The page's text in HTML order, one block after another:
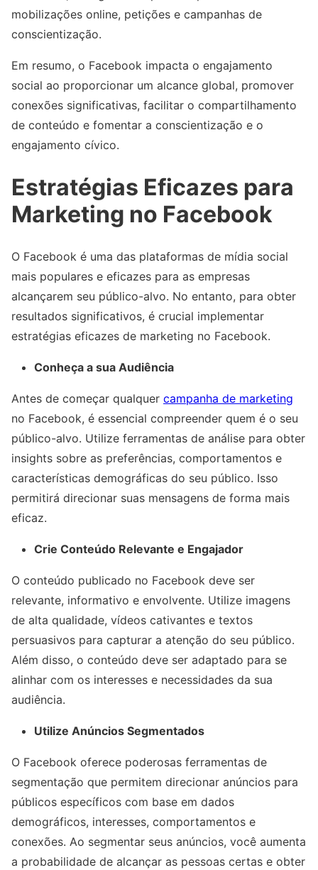
mobilizações online, petições e campanhas de
conscientização.
Em resumo, o Facebook impacta o engajamento
social ao proporcionar um alcance global, promover
conexões significativas, facilitar o compartilhamento
de conteúdo e fomentar a conscientização e o
engajamento cívico.
Estratégias Eficazes para
Marketing no Facebook
O Facebook é uma das plataformas de mídia social
mais populares e eficazes para as empresas
alcançarem seu público-alvo. No entanto, para obter
resultados significativos, é crucial implementar
estratégias eficazes de marketing no Facebook.
Conheça a sua Audiência
Antes de começar qualquer campanha de marketing
no Facebook, é essencial compreender quem é o seu
público-alvo. Utilize ferramentas de análise para obter
insights sobre as preferências, comportamentos e
características demográficas do seu público. Isso
permitirá direcionar suas mensagens de forma mais
eficaz.
Crie Conteúdo Relevante e Engajador
O conteúdo publicado no Facebook deve ser
relevante, informativo e envolvente. Utilize imagens
de alta qualidade, vídeos cativantes e textos
persuasivos para capturar a atenção do seu público.
Além disso, o conteúdo deve ser adaptado para se
alinhar com os interesses e necessidades da sua
audiência.
Utilize Anúncios Segmentados
O Facebook oferece poderosas ferramentas de
segmentação que permitem direcionar anúncios para
públicos específicos com base em dados
demográficos, interesses, comportamentos e
conexões. Ao segmentar seus anúncios, você aumenta
a probabilidade de alcançar as pessoas certas e obter